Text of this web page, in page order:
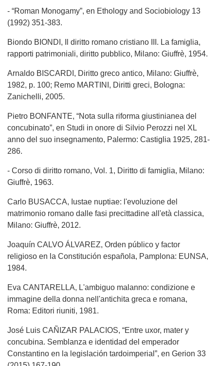
- “Roman Monogamy”, en Ethology and Sociobiology 13
(1992) 351-383.
Biondo BIONDI, Il diritto romano cristiano III. La famiglia,
rapporti patrimoniali, diritto pubblico, Milano: Giuffrè, 1954.
Arnaldo BISCARDI, Diritto greco antico, Milano: Giuffrè,
1982, p. 100; Remo MARTINI, Diritti greci, Bologna:
Zanichelli, 2005.
Pietro BONFANTE, “Nota sulla riforma giustinianea del
concubinato”, en Studi in onore di Silvio Perozzi nel XL
anno del suo insegnamento, Palermo: Castiglia 1925, 281-
286.
- Corso di diritto romano, Vol. 1, Diritto di famiglia, Milano:
Giuffrè, 1963.
Carlo BUSACCA, Iustae nuptiae: l'evoluzione del
matrimonio romano dalle fasi precittadine all'età classica,
Milano: Giuffrè, 2012.
Joaquín CALVO ÁLVAREZ, Orden público y factor
religioso en la Constitución española, Pamplona: EUNSA,
1984.
Eva CANTARELLA, L'ambiguo malanno: condizione e
immagine della donna nell'antichita greca e romana,
Roma: Editori riuniti, 1981.
José Luis CAÑIZAR PALACIOS, “Entre uxor, mater y
concubina. Semblanza e identidad del emperador
Constantino en la legislación tardoimperial”, en Gerion 33